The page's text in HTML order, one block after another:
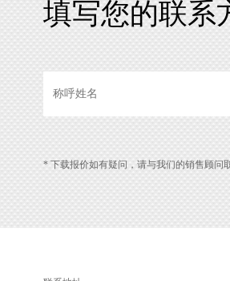
填写您的联系
* 下载报价如有疑问，请与我们的销售顾问